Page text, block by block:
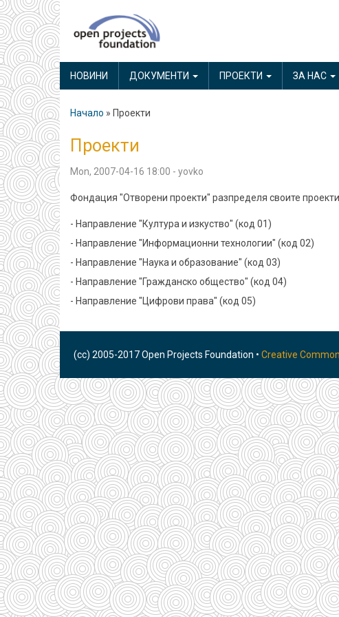
Skip
to
main
content
MAIN
NAVIGATION
НОВИНИ ДОКУМЕНТИ ПРОЕКТИ ЗА НАС
Начало Проекти
Проекти
Mon, 2007-04-16 18:00 - yovko
Фондация "Отворени проекти" разпределя своите
- Направление "Култура и изкуство" (код 01)
- Направление "Информационни технологии" (код 02)
- Направление "Наука и образование" (код 03)
- Направление "Гражданско общество" (код 04)
- Направление "Цифрови права" (код 05)
(cc) 2005-2017 Open Projects Foundation • Creative